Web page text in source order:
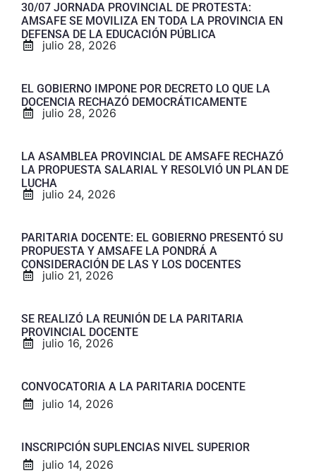
30/07 JORNADA PROVINCIAL DE PROTESTA:
AMSAFE SE MOVILIZA EN TODA LA PROVINCIA EN
DEFENSA DE LA EDUCACIÓN PÚBLICA
julio 28, 2026
EL GOBIERNO IMPONE POR DECRETO LO QUE LA
DOCENCIA RECHAZÓ DEMOCRÁTICAMENTE
julio 28, 2026
LA ASAMBLEA PROVINCIAL DE AMSAFE RECHAZÓ
LA PROPUESTA SALARIAL Y RESOLVIÓ UN PLAN DE
LUCHA
julio 24, 2026
PARITARIA DOCENTE: EL GOBIERNO PRESENTÓ SU
PROPUESTA Y AMSAFE LA PONDRÁ A
CONSIDERACIÓN DE LAS Y LOS DOCENTES
julio 21, 2026
SE REALIZÓ LA REUNIÓN DE LA PARITARIA
PROVINCIAL DOCENTE
julio 16, 2026
CONVOCATORIA A LA PARITARIA DOCENTE
julio 14, 2026
INSCRIPCIÓN SUPLENCIAS NIVEL SUPERIOR
julio 14, 2026